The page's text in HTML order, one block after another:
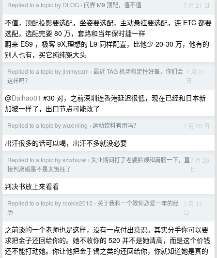
Replied to a topic by DLOG › 问界 M9 顶配，值不值 7 月 21 日
不值，顶配投影要选配，坐姿要选配，主动悬挂要选配，连 ETC 都要
选配，选配完要 80 万，套路和当年保时捷一样
蔚来 ES9 ，极客 9X,理想的 L9 同样配置，比他少 20-30 万，他有的
别人也有，买它纯纯冤大头
Replied to a topic by jimmyczm › 最近 TAG 机场稳定性好差，你们会
这样吗？
7 月 21
日
@Daihao01 #30 对，之前深圳连香港延迟很低，现在已经和日本新
加坡一样了，出口节点可能改了
Replied to a topic by wuxinling › 运动饮料有用吗？ 7 月 20 日
出汗很多的话可以喝，出汗不多就没必要
Replied to a topic by szwhszw › 失业期间打了老婆脸颊和肩膀一下，直
接判离婚是不是太冤枉了
7 月 20
日
判决书放上来看看
Replied to a topic by rookie2015 › 关于我和一个教师恋爱一年的经
历
7 月 17
日
之前谈的一个老师也是这样，没有一点付出意识。其实分手你可以要
求把金子还回给你的。她不收你的 520 并不是她清高，而是这个价钱
还不能打动她。你让他把金手镯之类的还回给你，你就知道她是真的